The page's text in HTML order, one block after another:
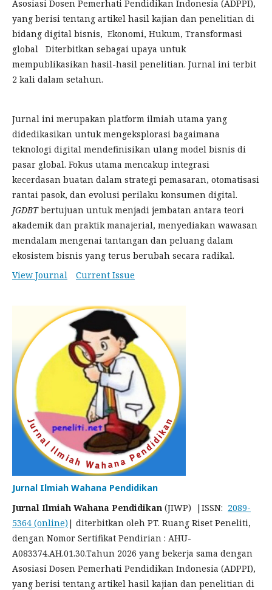
Asosiasi Dosen Pemerhati Pendidikan Indonesia (ADPPI),
yang berisi tentang artikel hasil kajian dan penelitian di
bidang digital bisnis, Ekonomi, Hukum, Transformasi
global Diterbitkan sebagai upaya untuk
mempublikasikan hasil-hasil penelitian. Jurnal ini terbit
2 kali dalam setahun.
Jurnal ini merupakan platform ilmiah utama yang
didedikasikan untuk mengeksplorasi bagaimana
teknologi digital mendefinisikan ulang model bisnis di
pasar global. Fokus utama mencakup integrasi
kecerdasan buatan dalam strategi pemasaran, otomatisasi
rantai pasok, dan evolusi perilaku konsumen digital.
JGDBTbertujuan untuk menjadi jembatan antara teori
akademik dan praktik manajerial, menyediakan wawasan
mendalam mengenai tantangan dan peluang dalam
ekosistem bisnis yang terus berubah secara radikal.
View Journal
Current Issue
Jurnal Ilmiah Wahana Pendidikan
Jurnal Ilmiah Wahana Pendidikan (JIWP) |ISSN: 2089-
5364 (online) | diterbitkan oleh PT. Ruang Riset Peneliti,
dengan Nomor Sertifikat Pendirian : AHU-
A083374.AH.01.30.Tahun 2026 yang bekerja sama dengan
Asosiasi Dosen Pemerhati Pendidikan Indonesia (ADPPI),
yang berisi tentang artikel hasil kajian dan penelitian di